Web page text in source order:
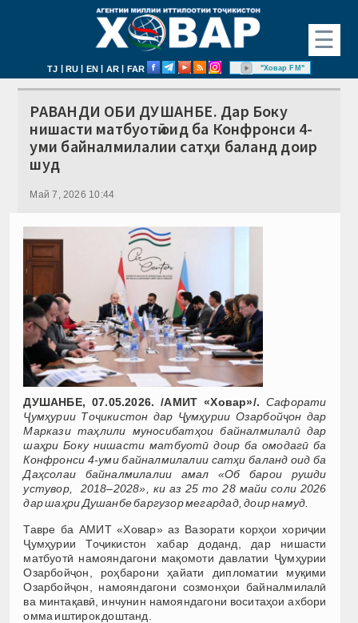
☰
TJ | RU | EN | AR | FAR "Ховар FM"
РАВАНДИ ОБИ ДУШАНБЕ. Дар Боку
нишасти матбуотӣ оид ба Конфронси 4-
уми байналмилалии сатҳи баланд доир
шуд
Май 7, 2026 10:44
ДУШАНБЕ, 07.05.2026. /АМИТ «Ховар»/. Сафорати
Ҷумҳурии Тоҷикистон дар Ҷумҳурии Озарбойҷон дар
Маркази таҳлили муносибатҳои байналмилалӣ дар
шаҳри Боку нишасти матбуотӣ доир ба омодагӣ ба
Конфронси 4-уми байналмилалии сатҳи баланд оид ба
Даҳсолаи байналмилалии амал «Об барои рушди
устувор, 2018–2028», ки аз 25 то 28 майи соли 2026
дар шаҳри Душанбе баргузор мегардад, доир намуд.
Тавре ба АМИТ «Ховар» аз Вазорати корҳои хориҷии
Ҷумҳурии Тоҷикистон хабар доданд, дар нишасти
матбуотӣ намояндагони мақомоти давлатии Ҷумҳурии
Озарбойҷон, роҳбарони ҳайати дипломатии муқими
Озарбойҷон, намояндагони созмонҳои байналмилалӣ
ва минтақавӣ, инчунин намояндагони воситаҳои ахбори
омма иштирок доштанд.